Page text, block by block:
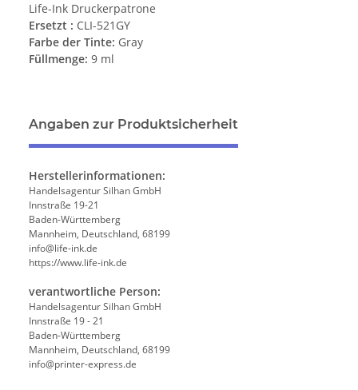
Life-Ink Druckerpatrone
Ersetzt : CLI-521GY
Farbe der Tinte: Gray
Füllmenge: 9 ml
Angaben zur Produktsicherheit
Herstellerinformationen:
Handelsagentur Silhan GmbH
Innstraße 19-21
Baden-Württemberg
Mannheim, Deutschland, 68199
info@life-ink.de
https://www.life-ink.de
verantwortliche Person:
Handelsagentur Silhan GmbH
Innstraße 19 - 21
Baden-Württemberg
Mannheim, Deutschland, 68199
info@printer-express.de